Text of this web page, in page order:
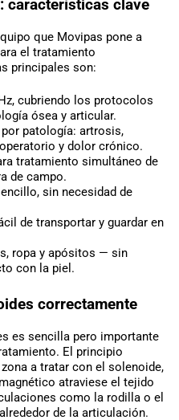
características clave
que Movipas pone a
el tratamiento
principales son:
cubriendo los protocolos
ósea y articular.
patología: artrosis,
y dolor crónico.
tratamiento simultáneo de
de campo.
sin necesidad de
de transportar y guardar en
ropa y apósitos — sin
con la piel.
correctamente
es sencilla pero importante
El principio
a tratar con el solenoide,
atraviese el tejido
como la rodilla o el
de la articulación.